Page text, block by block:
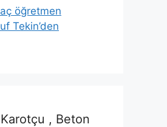
öğretmen
Tekin’den
, Beton